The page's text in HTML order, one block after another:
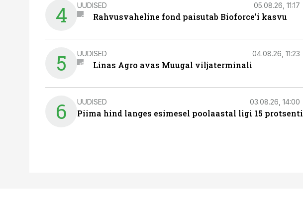
4 UUDISED 05.08.26, 11:17
Rahvusvaheline fond paisutab Bioforce’i kasvu
5 UUDISED 04.08.26, 11:23
Linas Agro avas Muugal viljaterminali
6 UUDISED 03.08.26, 14:00
Piima hind langes esimesel poolaastal ligi 15 protsenti